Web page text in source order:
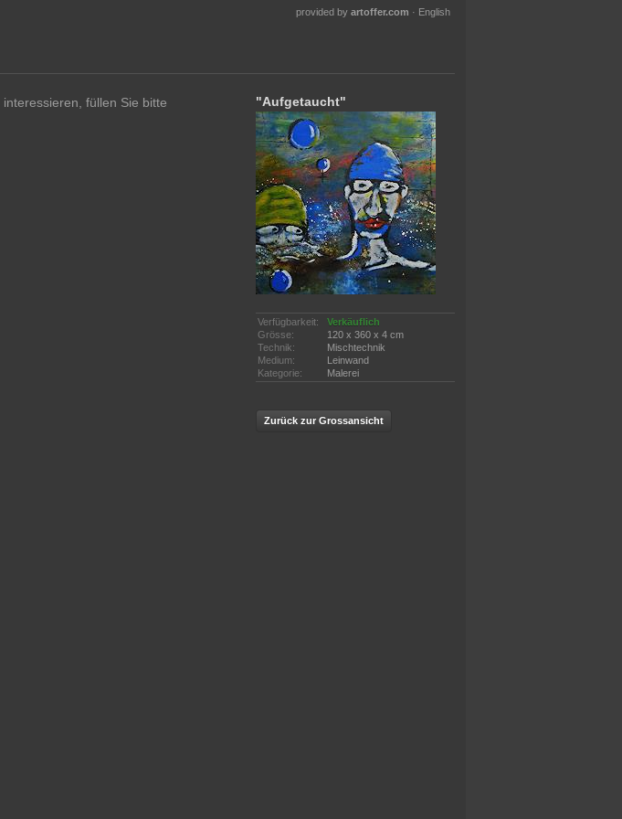
provided by artoffer.com · English
interessieren, füllen Sie bitte
"Aufgetaucht"
Verfügbarkeit:
Verkäuflich
Grösse:
120 x 360 x 4 cm
Technik:
Mischtechnik
Medium:
Leinwand
Kategorie:
Malerei
Zurück zur Grossansicht